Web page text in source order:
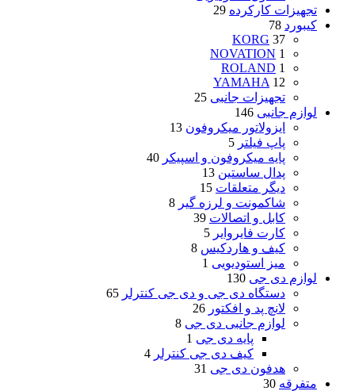
تجهیزات کارکرده 29
کیبورد 78
KORG 37
NOVATION 1
ROLAND 1
YAMAHA 12
تجهیزات جانبی 25
لوازم جانبی 146
ایزولاتور میکروفون 13
پاپ فیلتر 5
پایه میکروفون و اسپیکر 40
پدال ساستین 13
دیگر متعلقات 15
شاکمونت و لرزه گیر 8
کابل و اتصالات 39
کارت فایروایر 5
کیف و هاردکیس 8
میز استودیویی 1
لوازم دی جی 130
دستگاه دی جی و دی جی کنترلر 65
لانچ پد و افکتور 26
لوازم جانبی دی جی 8
پایه دی جی 1
کیف دی جی کنترلر 4
هدفون دی جی 31
متفرقه 30